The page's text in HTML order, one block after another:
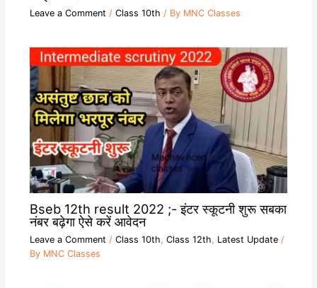
Leave a Comment / Class 10th / By MNC Classes
Bseb 12th result 2022 ;- इंटर स्कूटनी शुरू सबका
नंबर बढ़ेगा ऐसे करें आवेदन
Leave a Comment / Class 10th, Class 12th, Latest Update/
By MNC Classes